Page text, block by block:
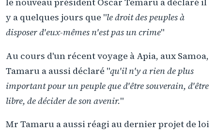
y a quelques jours que "le droit des peuples à
disposer d'eux-mêmes n'est pas un crime"
Au cours d'un récent voyage à Apia, aux Samoa,
Tamaru a aussi déclaré "qu'il n'y a rien de plus
important pour un peuple que d'être souverain, d'être
libre, de décider de son avenir."
Mr Tamaru a aussi réagi au dernier projet de loi